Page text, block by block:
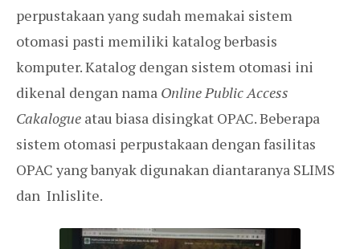
perpustakaan yang sudah memakai sistem
otomasi pasti memiliki katalog berbasis
komputer. Katalog dengan sistem otomasi ini
dikenal dengan nama Online Public Access
Cakalogue atau biasa disingkat OPAC. Beberapa
sistem otomasi perpustakaan dengan fasilitas
OPAC yang banyak digunakan diantaranya SLIMS
dan Inlislite.